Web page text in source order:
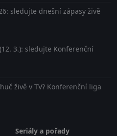
sledujte dnešní zápasy živě
3.): sledujte Konferenční
živě v TV? Konferenční liga
Seriály a pořady